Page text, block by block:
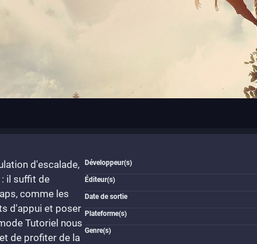
d'escalade,
il suffit de
comme les
d'appui et poser
Tutoriel nous
de profiter de la
Développeur(s)
Éditeur(s)
Date de sortie
Plateforme(s)
Genre(s)